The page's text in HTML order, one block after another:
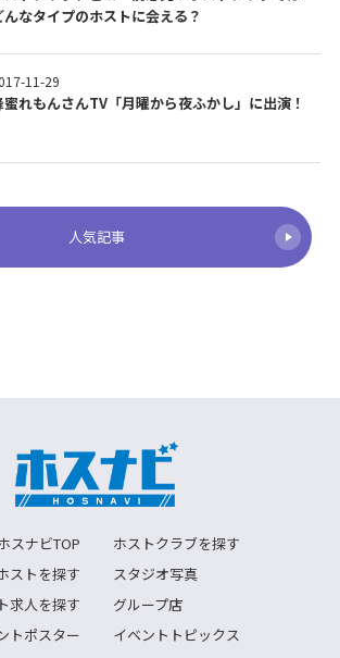
んなタイプのホストに会える？
11-29
蜜れもんさんTV「月曜から夜ふかし」に出演！
人気記事
スナビTOP
ホストクラブを探す
ストを探す
スタジオ写真
求人を探す
グループ店
トポスター
イベントトピックス